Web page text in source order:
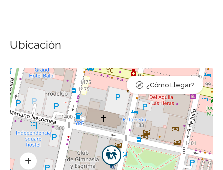
Ubicación
¿Cómo Llegar?